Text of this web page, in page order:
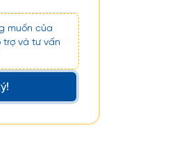
muốn của
trợ và tư vấn